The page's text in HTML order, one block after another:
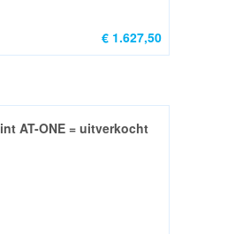
€ 1.627,50
AT-ONE = uitverkocht